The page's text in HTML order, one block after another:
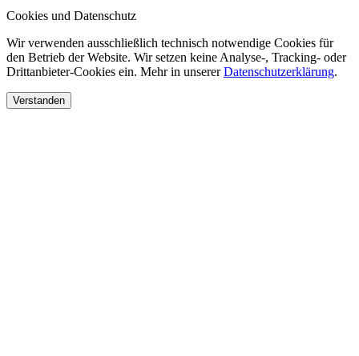
Cookies und Datenschutz
Wir verwenden ausschließlich technisch notwendige Cookies für
den Betrieb der Website. Wir setzen keine Analyse-, Tracking- oder
Drittanbieter-Cookies ein. Mehr in unserer Datenschutzerklärung.
Verstanden